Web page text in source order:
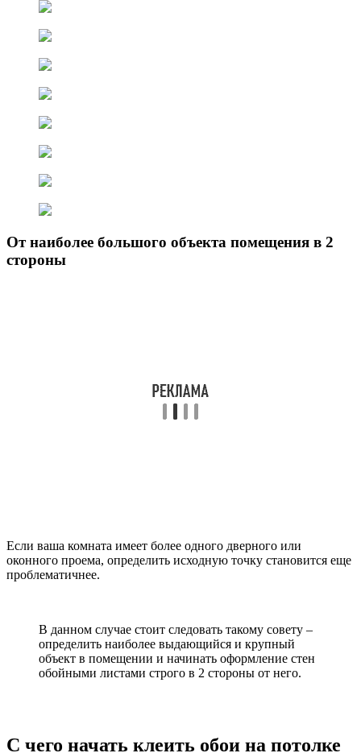
От наиболее большого объекта помещения в 2
стороны
Если ваша комната имеет более одного дверного или
оконного проема, определить исходную точку становится еще
проблематичнее.
В данном случае стоит следовать такому совету –
определить наиболее выдающийся и крупный
объект в помещении и начинать оформление стен
обойными листами строго в 2 стороны от него.
С чего начать клеить обои на потолке